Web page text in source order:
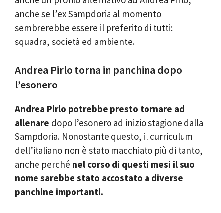
anche se l’ex Sampdoria al momento
sembrerebbe essere il preferito di tutti:
squadra, società ed ambiente.
Andrea Pirlo torna in panchina dopo
l’esonero
Andrea Pirlo potrebbe presto tornare ad
allenare dopo l’esonero ad inizio stagione dalla
Sampdoria. Nonostante questo, il curriculum
dell’italiano non è stato macchiato più di tanto,
anche perché nel corso di questi mesi il suo
nome sarebbe stato accostato a diverse
panchine importanti.